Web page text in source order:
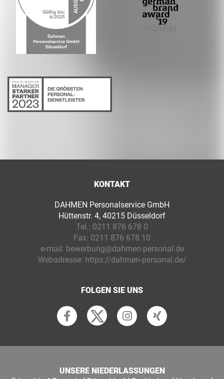
KONTAKT
DAHMEN Personalservice GmbH
Hüttenstr. 4, 40215 Düsseldorf
Tel.: 0211 876 678 0
Fax: 0211 876 678 10
e-mail: bewerbung@dahmen-personal.de
Webadresse: https://dahmen-personal.de/
FOLGEN SIE UNS
UNSERE NIEDERLASSUNGEN